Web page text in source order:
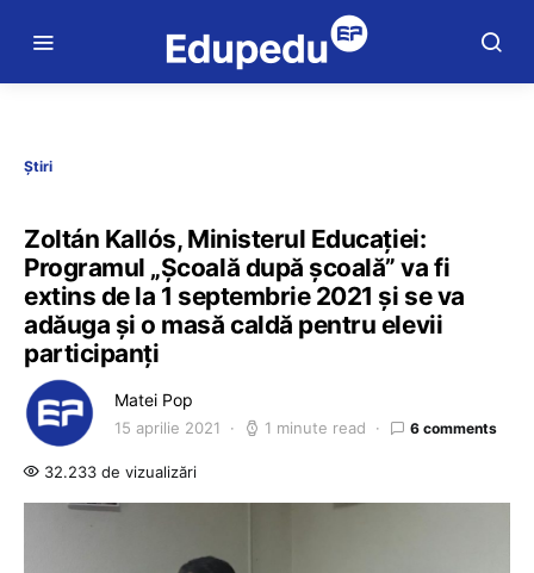
Știri
Zoltán Kallós, Ministerul Educației:
Programul „Școală după școală” va fi
extins de la 1 septembrie 2021 și se va
adăuga și o masă caldă pentru elevii
participanți
Matei Pop
15 aprilie 2021 1 minute read 6 comments
32.233 de vizualizări